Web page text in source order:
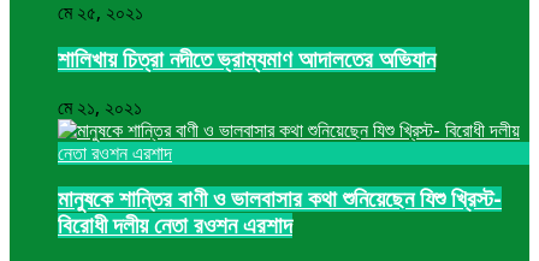
মে ২৫, ২০২১
শালিখায় চিত্রা নদীতে ভ্রাম্যমাণ আদালতের অভিযান
মে ২১, ২০২১
মানুষকে শান্তির বাণী ও ভালবাসার কথা শুনিয়েছেন যিশু খ্রিস্ট-
বিরোধী দলীয় নেতা রওশন এরশাদ